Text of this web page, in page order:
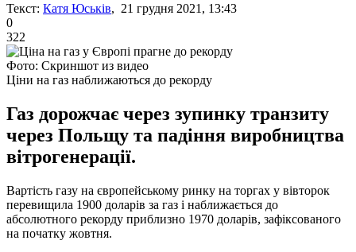
Текст: Катя Юськів, 21 грудня 2021, 13:43
0
322
Фото: Скриншот из видео
Ціни на газ наближаються до рекорду
Газ дорожчає через зупинку транзиту
через Польщу та падіння виробництва
вітрогенерації.
Вартість газу на європейському ринку на торгах у вівторок
перевищила 1900 доларів за газ і наближається до
абсолютного рекорду приблизно 1970 доларів, зафіксованого
на початку жовтня.